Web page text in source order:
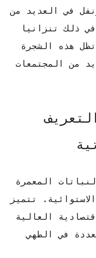
في العديد من
ذلك تنزانيا
هذه الشجرة
من المجتمعات
المعمرة
تتميز
العالية
في الطهي